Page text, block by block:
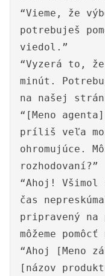
“Vieme, že
potrebuješ
viedol.”
“Vyzerá to,
minút.
na našej
“[Meno
príliš veľa
ohromujúce.
rozhodovaní?”
“Ahoj!
čas
pripravený
môžeme
“Ahoj [Meno
[názov